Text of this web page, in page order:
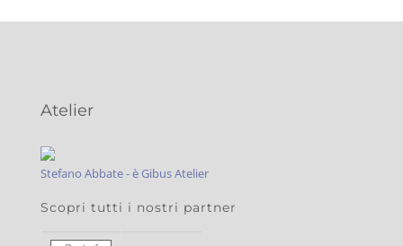
Atelier
Stefano Abbate - è Gibus Atelier
Scopri tutti i nostri partner